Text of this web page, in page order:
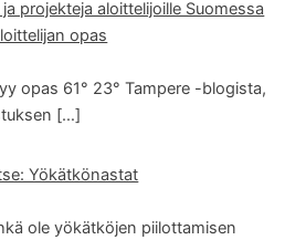
projekteja aloittelijoille Suomessa
opas
opas 61° 23° Tampere -blogista,
[…]
Yökätkönastat
ole yökätköjen piilottamisen